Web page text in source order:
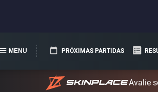
MENU PRÓXIMAS PARTIDAS
Avalie